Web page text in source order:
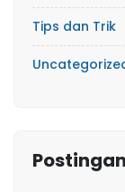
Tips dan Trik
Postingan